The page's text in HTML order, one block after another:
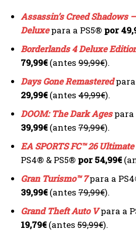
Assassin’s Creed Shadows
Deluxepara a PS5® por
Borderlands 4 Deluxe
79,99€(antes 99,99€).
Days Gone Remasteredpara
29,99€(antes 49,99€).
DOOM: The Dark Agespara
39,99€(antes 79,99€).
EA SPORTS FC™ 26
PS4® & PS5® por 54,99€
Gran Turismo™ 7 para a
39,99€(antes 79,99€).
Grand Theft Auto V para a
19,79€(antes 59,99€).